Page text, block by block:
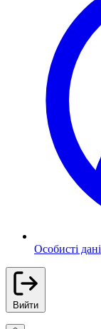
Особисті дані
Вийти